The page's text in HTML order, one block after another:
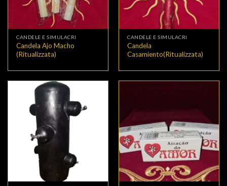
CANDELE E SIMULACRI
Candela Ajo Macho
(Ritualizzata)
CANDELE E SIMULACRI
Candela
Casamiento(Ritualizzata)